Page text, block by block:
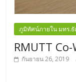
ภูมิทัศน์ภายใน มทร.
RMUTT
กันยายน 26, 2019